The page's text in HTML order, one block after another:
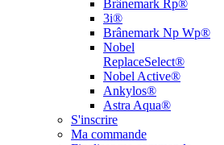
Brânemark Rp®
3i®
Brânemark Np Wp®
Nobel
ReplaceSelect®
Nobel Active®
Ankylos®
Astra Aqua®
S'inscrire
Ma commande